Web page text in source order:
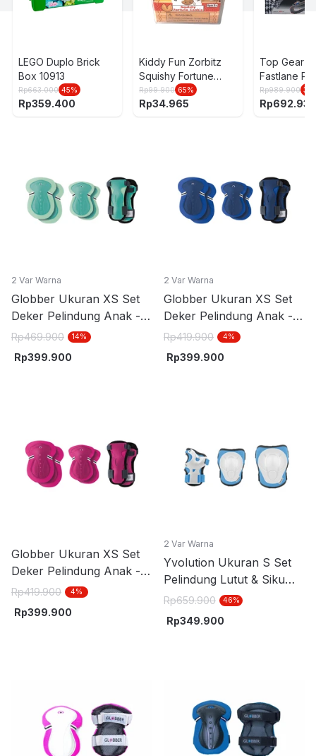
LEGO Duplo Brick
Box 10913
Rp663.000 45%
Rp359.400
Kiddy Fun Zorbitz
Squishy Fortune
Cookie 8215
Rp99.900 65%
Rp34.965
Top Gear
Fastlane
Formula
1:43 - Mix
Rp989.900 30
Rp
2 Var Warna
Globber Ukuran XS Set
Deker Pelindung Anak -
Hijau Mint
Rp469.900 14%
Rp399.900
2 Var Warna
Globber Ukuran XS Set
Deker Pelindung Anak -
Biru Navy
Rp419.900 4%
Rp399.900
Globber Ukuran XS Set
Deker Pelindung Anak -
Pink Fuchsia
Rp419.900 4%
Rp399.900
2 Var Warna
Yvolution Ukuran S Set
Pelindung Lutut & Siku
Anak - Biru
Rp659.900 46%
Rp349.900